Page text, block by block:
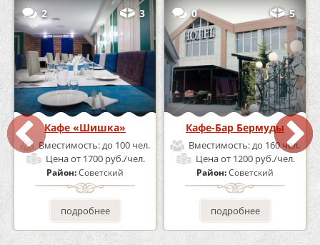
2 3
Кафе «Шишка»
Вместимость:до 100 чел.
Ценаот 1700 руб./чел.
Район:Советский
подробнее
0 5
Кафе-Бар Бермуды
Вместимость:до 160 чел.
Ценаот 1200 руб./чел.
Район:Советский
подробнее